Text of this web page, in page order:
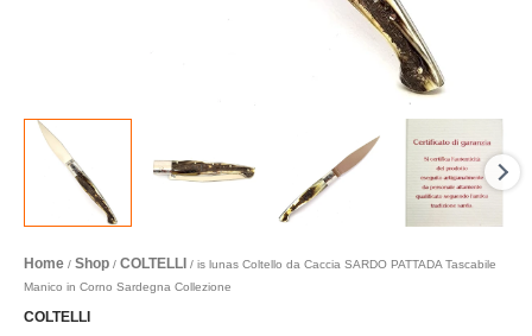
Home / Shop / COLTELLI / is lunas Coltello da Caccia SARDO PATTADA Tascabile
Manico in Corno Sardegna Collezione
COLTELLI